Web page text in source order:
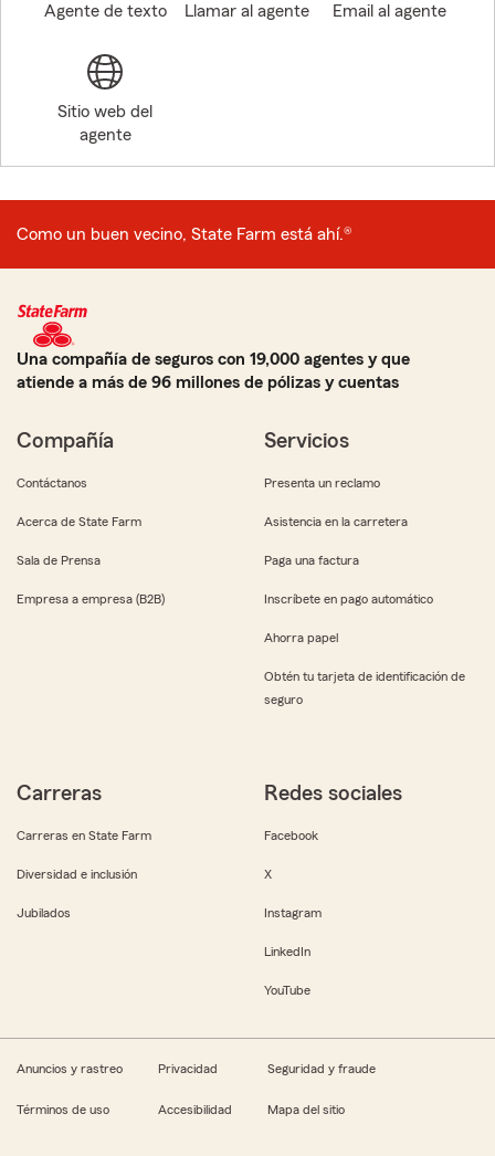
Agente de texto Llamar al agente Email al agente
Sitio web del
agente
Como un buen vecino, State Farm está ahí.®
Una compañía de seguros con 19,000 agentes y que
atiende a más de 96 millones de pólizas y cuentas
Compañía
Contáctanos
Acerca de State Farm
Sala de Prensa
Empresa a empresa (B2B)
Servicios
Presenta un reclamo
Asistencia en la carretera
Paga una factura
Inscríbete en pago automático
Ahorra papel
Obtén tu tarjeta de identificación de
seguro
Carreras
Carreras en State Farm
Diversidad e inclusión
Jubilados
Redes sociales
Facebook
X
Instagram
LinkedIn
YouTube
Anuncios y rastreo Privacidad Seguridad y fraude
Términos de uso Accesibilidad Mapa del sitio